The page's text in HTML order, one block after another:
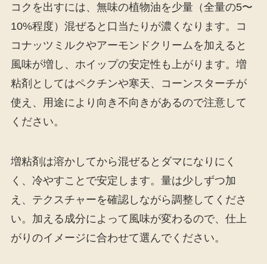
コクを出すには、無味の植物油を少量（全量の5〜
10%程度）混ぜると口当たりが濃くなります。コ
コナッツミルクやアーモンドクリームを加えると
風味が増し、ホイップの安定性も上がります。増
粘剤としてはペクチンや寒天、コーンスターチが
使え、用途により向き不向きがあるので注意して
ください。
増粘剤は溶かしてから混ぜるとダマになりにく
く、冷やすことで安定します。量は少しずつ加
え、テクスチャーを確認しながら調整してくださ
い。加える成分によって風味が変わるので、仕上
がりのイメージに合わせて選んでください。